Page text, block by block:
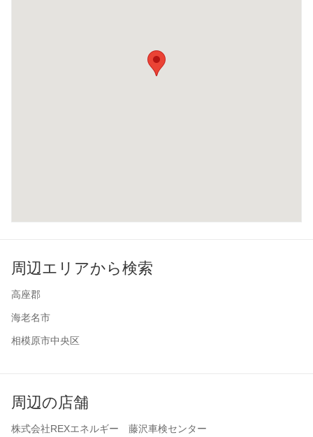
周辺エリアから検索
高座郡
海老名市
相模原市中央区
周辺の店舗
株式会社REXエネルギー 藤沢車検センター